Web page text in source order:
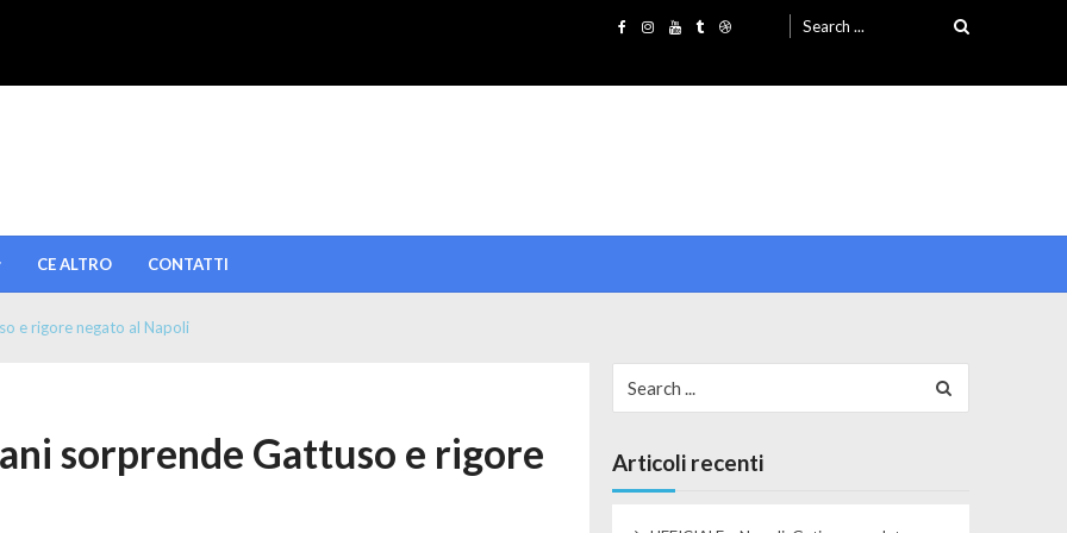
Search for:
CE ALTRO CONTATTI
e rigore negato al Napoli
sorprende Gattuso e rigore
Articoli recenti